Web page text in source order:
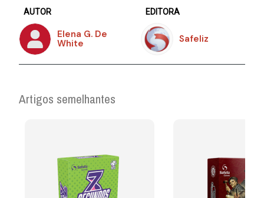
AUTOR
Elena G. De
White
EDITORA
Safeliz
Artigos semelhantes